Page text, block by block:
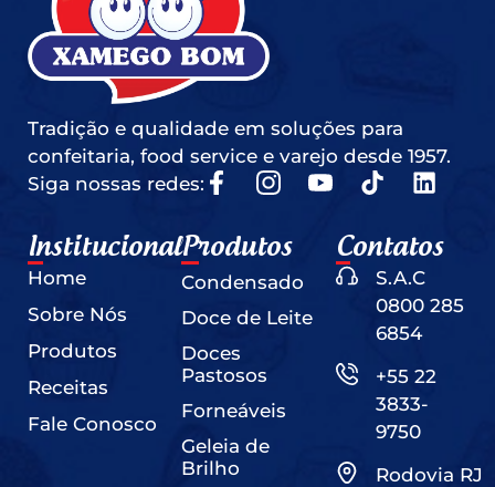
Tradição e qualidade em soluções para
confeitaria, food service e varejo desde 1957.
Siga nossas redes:
Institucional
Home
Sobre Nós
Produtos
Receitas
Fale Conosco
Produtos
Condensado
Doce de Leite
Doces
Pastosos
Forneáveis
Geleia de
Brilho
Contatos
S.A.C
0800 285
6854
+55 22
3833-
9750
Rodovia RJ